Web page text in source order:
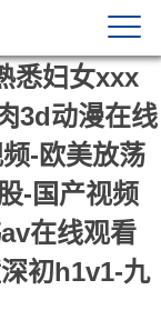
悉妇女xxx
3d动漫在线
-欧美放荡
-国产视频
在线观看
初h1v1-九